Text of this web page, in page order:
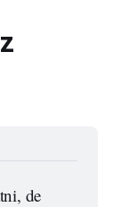
de